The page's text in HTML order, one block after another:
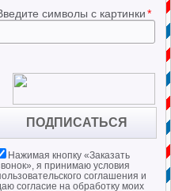
символы с картинки*
Нажимая кнопку «Заказать
», я принимаю условия
соглашения и
согласие на обработку моих